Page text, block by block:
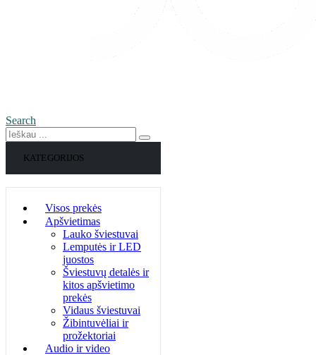
Search
KATEGORIJOS
Visos prekės
Apšvietimas
Lauko šviestuvai
Lemputės ir LED
juostos
Šviestuvų detalės ir
kitos apšvietimo
prekės
Vidaus šviestuvai
Žibintuvėliai ir
prožektoriai
Audio ir video